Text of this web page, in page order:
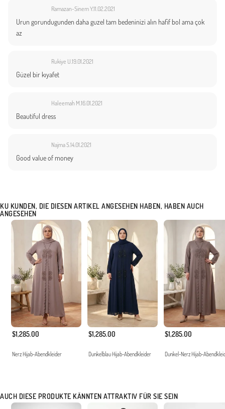
Ramazan-Sinem Y.11.02.2021
Urun gorundugunden daha guzel tam bedeninizi alın hafif bol ama çok
az
Rukiye U. 19.01.2021
Güzel bir kıyafet
Haleemah M. 16.01.2021
Beautiful dress
Najma S.14.01.2021
Good value of money
KU KUNDEN, DIE DIESEN ARTIKEL ANGESEHEN HABEN, HABEN AUCH
ANGESEHEN
$1,285.00
Nerz Hijab-Abendkleider
$1,285.00
Dunkelblau Hijab-Abendkleider
$1,285.00
Dunkel-Nerz Hijab-
AUCH DIESE PRODUKTE KÄNNTEN ATTRAKTIV FÜR SIE SEIN